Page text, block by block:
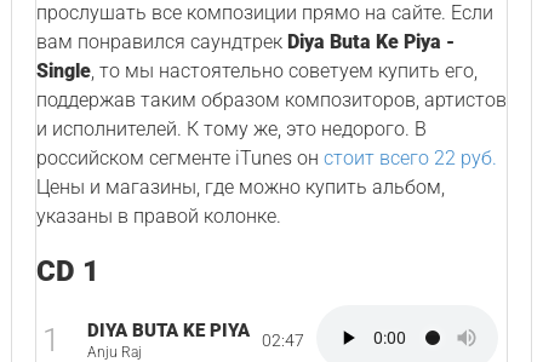
прослушать все композиции прямо на сайте. Если
вам понравился саундтрек Diya Buta Ke Piya -
Single, то мы настоятельно советуем купить его,
поддержав таким образом композиторов, артистов
и исполнителей. К тому же, это недорого. В
российском сегменте iTunes он стоит всего 22 руб.
Цены и магазины, где можно купить альбом,
указаны в правой колонке.
CD 1
1 DIYA BUTA KE PIYA
Anju Raj
02:47